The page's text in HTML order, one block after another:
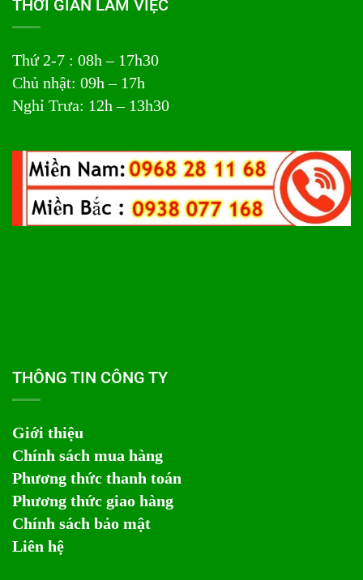
THỜI GIAN LÀM VIỆC
Thứ 2-7 : 08h – 17h30
Chủ nhật: 09h – 17h
Nghỉ Trưa: 12h – 13h30
THÔNG TIN CÔNG TY
Giới thiệu
Chính sách mua hàng
Phương thức thanh toán
Phương thức giao hàng
Chính sách bảo mật
Liên hệ